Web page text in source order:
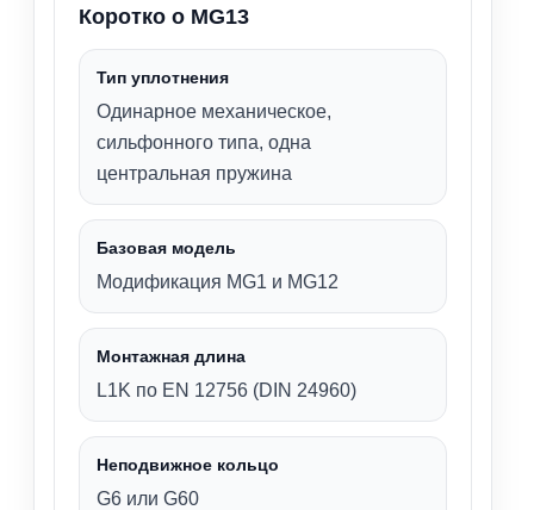
Коротко о MG13
Тип уплотнения
Одинарное механическое,
сильфонного типа, одна
центральная пружина
Базовая модель
Модификация MG1 и MG12
Монтажная длина
L1K по EN 12756 (DIN 24960)
Неподвижное кольцо
G6 или G60